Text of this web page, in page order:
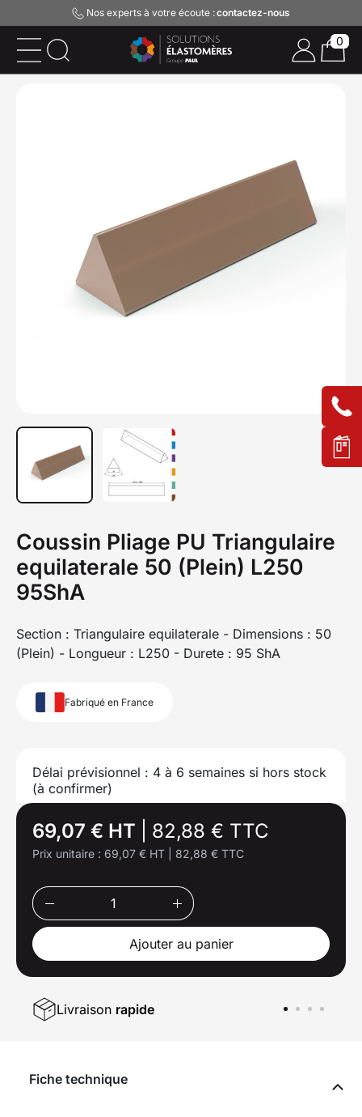
Nos experts à votre écoute :contactez-nous
Coussin Pliage PU Triangulaire
equilaterale 50 (Plein) L250
95ShA
Section : Triangulaire equilaterale - Dimensions : 50
(Plein) - Longueur : L250 - Durete : 95 ShA
Fabriqué en France
Délai prévisionnel : 4 à 6 semaines si hors stock
(à confirmer)
69,07 € HT 82,88 € TTC
Prix unitaire : 69,07 € HT 82,88 € TTC
Ajouter au panier
Livraison rapide
Fiche technique
0